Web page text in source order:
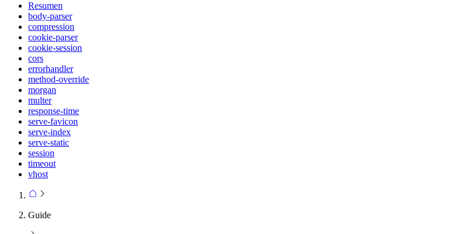
Resumen
body-parser
compression
cookie-parser
cookie-session
cors
errorhandler
method-override
morgan
multer
response-time
serve-favicon
serve-index
serve-static
session
timeout
vhost
Guide